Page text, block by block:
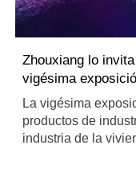
Zhouxiang lo
vigésima
La vigésima
productos de
industria de la